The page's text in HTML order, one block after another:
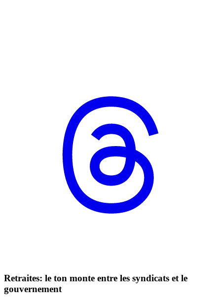
Retraites: le ton monte entre les syndicats et le
gouvernement